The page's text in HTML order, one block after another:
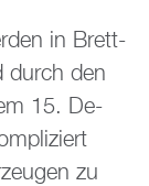
in Brett­
durch den
15. De­
zu